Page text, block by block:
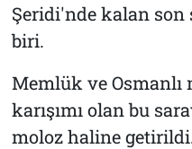
Şeridi'nde kalan
biri.
Memlük ve
karışımı olan bu
moloz haline